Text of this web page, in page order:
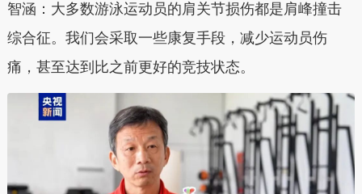
智涵：大多数游泳运动员的肩关节损伤都是肩峰撞击
综合征。我们会采取一些康复手段，减少运动员伤
痛，甚至达到比之前更好的竞技状态。